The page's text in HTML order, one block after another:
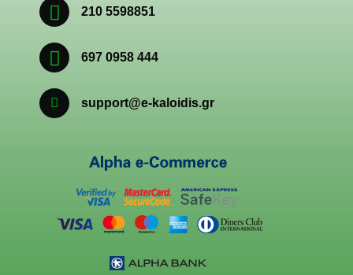
210 5598851
697 0958 444
support@e-kaloidis.gr